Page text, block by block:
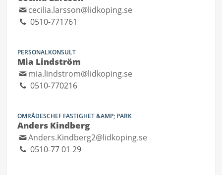
cecilia.larsson@lidkoping.se
0510-771761
PERSONALKONSULT
Mia Lindström
mia.lindstrom@lidkoping.se
0510-770216
OMRÅDESCHEF FASTIGHET &AMP; PARK
Anders Kindberg
Anders.Kindberg2@lidkoping.se
0510-77 01 29